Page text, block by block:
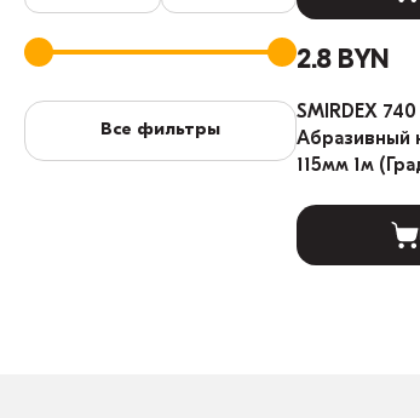
Все фильтры
2.8 BYN
SMIRDEX
Абразивный
115мм